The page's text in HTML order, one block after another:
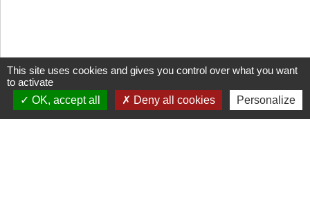
This site uses cookies and gives you control over what you want
to activate
OK, accept all
Deny all cookies Personalize